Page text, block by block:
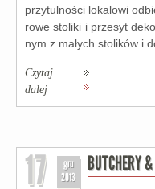
przy­tul­no­ści loka­lo­wi
ro­we sto­li­ki i prze­syt
nym z małych sto­li­ków i
Czytaj
dalej
17
gru
2013
BUTCHERY